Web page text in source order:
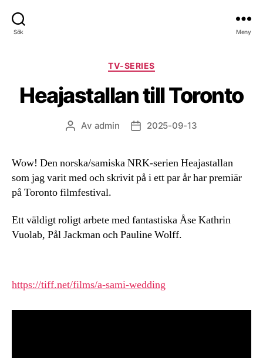
Sök Meny
Kategorier
TV-SERIES
Heajastallan till Toronto
Inläggsförfattare
Av admin Inläggsdatum
2025-09-13
Wow! Den norska/samiska NRK-serien Heajastallan
som jag varit med och skrivit på i ett par år har premiär
på Toronto filmfestival.
Ett väldigt roligt arbete med fantastiska Åse Kathrin
Vuolab, Pål Jackman och Pauline Wolff.
https://tiff.net/films/a-sami-wedding